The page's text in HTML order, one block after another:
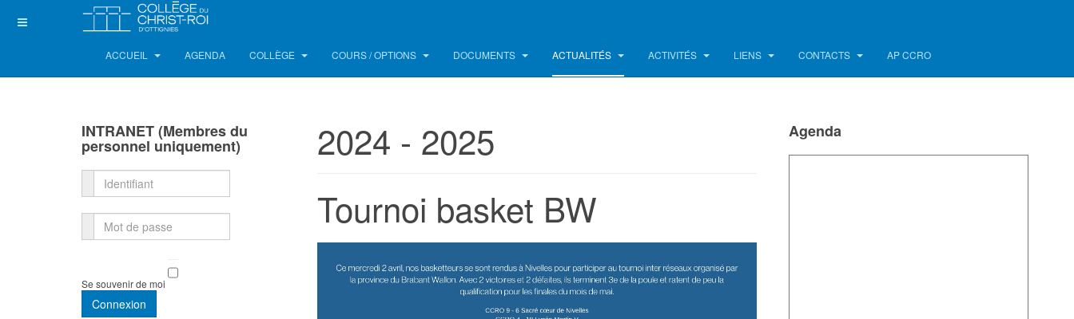
ACCUEIL AGENDA COLLÈGE COURS / OPTIONS DOCUMENTS ACTUALITÉS ACTIVITÉS LIENS CONTACTS AP CCRO
2024 - 2025
Tournoi basket BW
INTRANET (Membres du
personnel uniquement)
Identifiant
Mot de passe
Se souvenir de moi
Connexion
Agenda